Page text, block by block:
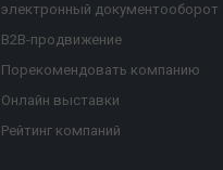
электронный документооборот
B2B-продвижение
Порекомендовать компанию
Онлайн выставки
Рейтинг компаний